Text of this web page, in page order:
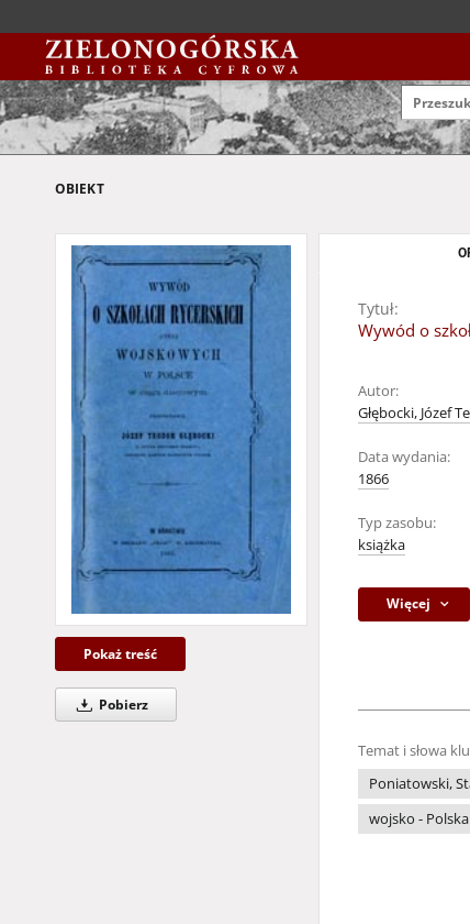
OBIEKT
Pokaż treść
Pobierz
Tytuł:
Wywód o
Autor:
Głębocki, Józef
Data wydania:
1866
Typ zasobu:
książka
Więcej
Temat i słowa
Poniatowski,
wojsko -